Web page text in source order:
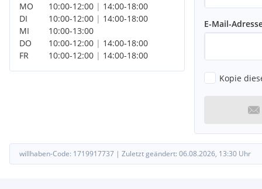
MO
10:00-12:00 | 14:00-18:00
DI
10:00-12:00 | 14:00-18:00
MI
10:00-13:00
DO
10:00-12:00 | 14:00-18:00
FR
10:00-12:00 | 14:00-18:00
E-Mail-
Kopie
willhaben-Code: 1719917737 | Zuletzt geändert: 06.08.2026, 13:30 Uhr